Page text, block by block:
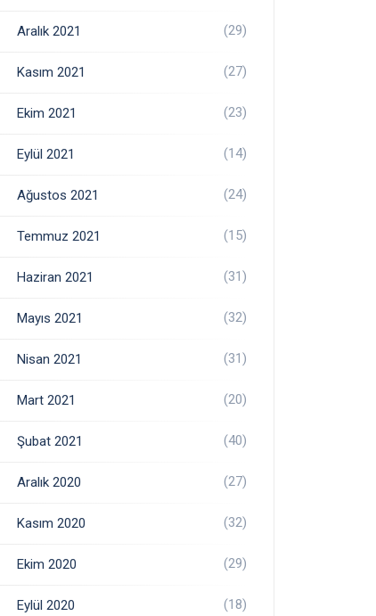
Aralık 2021 (29)
Kasım 2021 (27)
Ekim 2021 (23)
Eylül 2021 (14)
Ağustos 2021 (24)
Temmuz 2021 (15)
Haziran 2021 (31)
Mayıs 2021 (32)
Nisan 2021 (31)
Mart 2021 (20)
Şubat 2021 (40)
Aralık 2020 (27)
Kasım 2020 (32)
Ekim 2020 (29)
Eylül 2020 (18)